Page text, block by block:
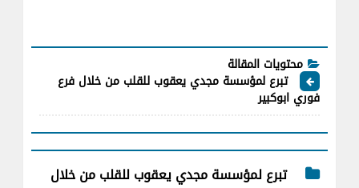
محتويات المقالة
تبرع لمؤسسة مجدي يعقوب للقلب من خلال فرع
فوري ابوكبير
تبرع لمؤسسة مجدي يعقوب للقلب من خلال